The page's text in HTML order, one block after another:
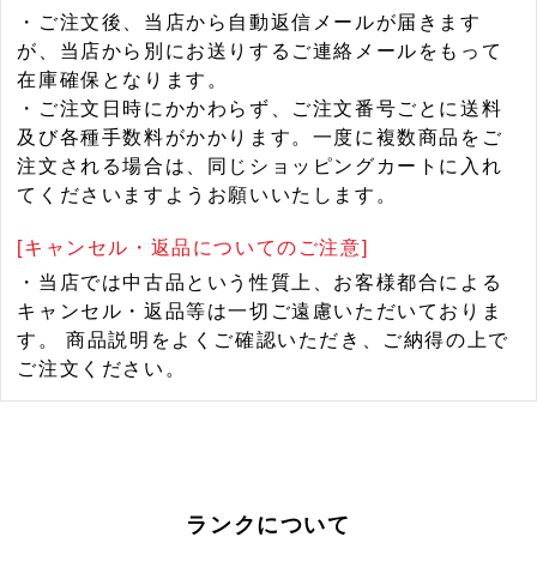
・ご注文後、当店から自動返信メールが届きます
が、当店から別にお送りするご連絡メールをもって
在庫確保となります。
・ご注文日時にかかわらず、ご注文番号ごとに送料
及び各種手数料がかかります。一度に複数商品をご
注文される場合は、同じショッピングカートに入れ
てくださいますようお願いいたします。
[キャンセル・返品についてのご注意]
・当店では中古品という性質上、お客様都合による
キャンセル・返品等は一切ご遠慮いただいておりま
す。 商品説明をよくご確認いただき、ご納得の上で
ご注文ください。
ランクについて